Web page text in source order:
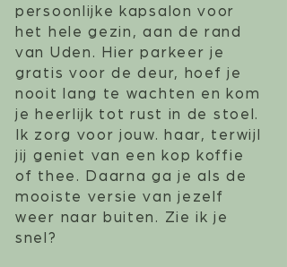
persoonlijke kapsalon voor
het hele gezin, aan de rand
van Uden. Hier parkeer je
gratis voor de deur, hoef je
nooit lang te wachten en kom
je heerlijk tot rust in de stoel.
Ik zorg voor jouw. haar, terwijl
jij geniet van een kop koffie
of thee. Daarna ga je als de
mooiste versie van jezelf
weer naar buiten. Zie ik je
snel?